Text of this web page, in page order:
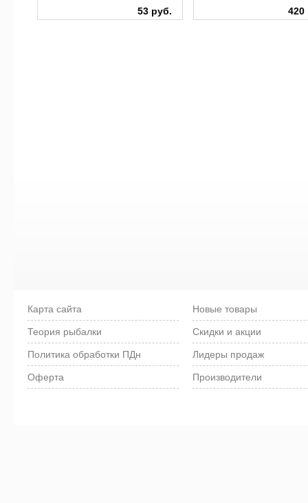
53 руб.
420
Карта сайта
Теория рыбалки
Политика обработки ПДн
Оферта
Новые товары
Скидки и акции
Лидеры продаж
Производители